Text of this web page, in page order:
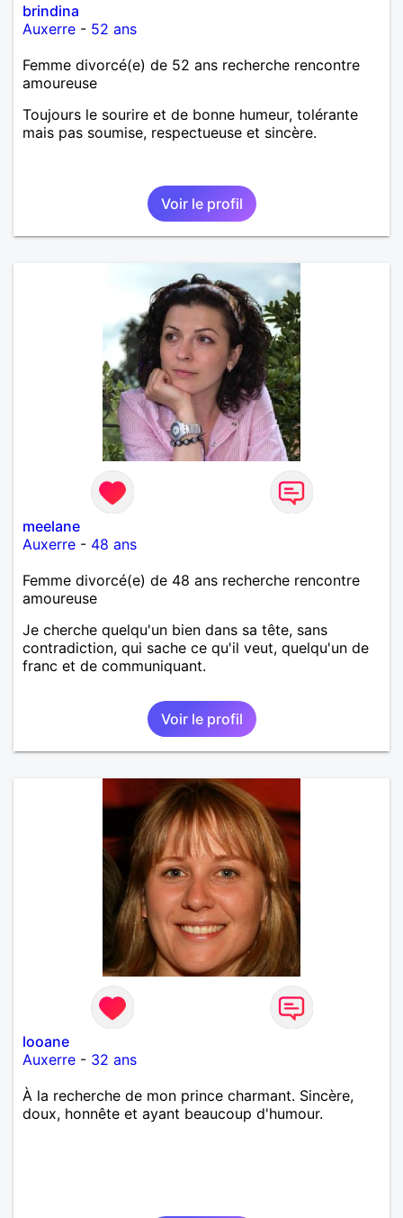
brindina
Auxerre - 52 ans
Femme divorcé(e) de 52 ans recherche rencontre
amoureuse
Toujours le sourire et de bonne humeur, tolérante
mais pas soumise, respectueuse et sincère.
Voir le profil
meelane
Auxerre - 48 ans
Femme divorcé(e) de 48 ans recherche rencontre
amoureuse
Je cherche quelqu'un bien dans sa tête, sans
contradiction, qui sache ce qu'il veut, quelqu'un de
franc et de communiquant.
Voir le profil
looane
Auxerre - 32 ans
À la recherche de mon prince charmant. Sincère,
doux, honnête et ayant beaucoup d'humour.